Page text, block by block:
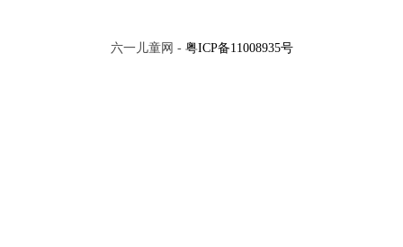
六一儿童网 - 粤ICP备11008935号